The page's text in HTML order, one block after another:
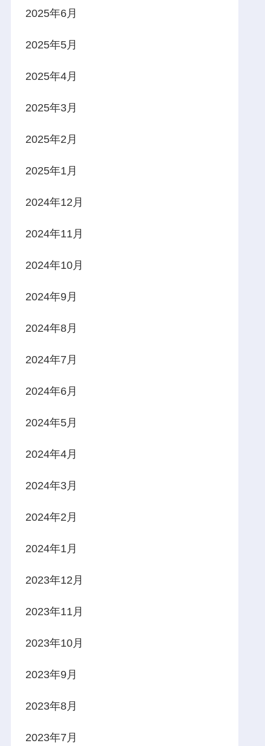
2025年6月
2025年5月
2025年4月
2025年3月
2025年2月
2025年1月
2024年12月
2024年11月
2024年10月
2024年9月
2024年8月
2024年7月
2024年6月
2024年5月
2024年4月
2024年3月
2024年2月
2024年1月
2023年12月
2023年11月
2023年10月
2023年9月
2023年8月
2023年7月